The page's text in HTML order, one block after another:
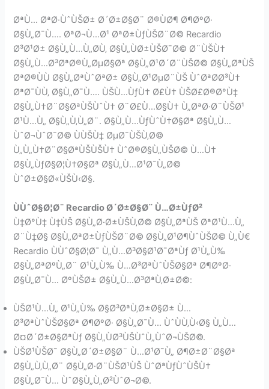
ØªÙ… ØªØ·ÙˆÙŠØ± Ø´Ø±Ø§Ø¨ Ø®ÙØ¶ Ø¶ØºØ·
Ø§Ù„Ø¯Ù…. ØªØ¬Ù…Ø¹ ØªØ±ÙƒÙŠØ¨Ø© Recardio
Ø³Ø¹Ø± Ø§Ù„Ù…Ù„Ø­Ù‚ Ø§Ù„ÙØ±ÙŠØ¯Ø© Ø¨ÙŠÙ†
Ø§Ù„Ù…Ø³ØªØ®Ù„ØµØ§Øª Ø§Ù„Ø¹Ø´Ø¨ÙŠØ© Ø§Ù„ØªÙŠ
ØªØ®ÙÙ Ø§Ù„ØªÙˆØªØ± Ø§Ù„Ø¹ØµØ¨ÙŠ ÙˆØªØ­Ø³Ù†
ØªØ¯ÙÙ‚ Ø§Ù„Ø¯Ù…. ÙŠÙ…ÙƒÙ† Ø£Ù† ÙŠØ£Ø®Ø°Ù‡
Ø§Ù„Ù†Ø¨Ø§ØªÙŠÙˆÙ† Ø¨Ø£Ù…Ø§Ù† Ù„ØªØ·Ø¨ÙŠØ¹
Ø¹Ù…Ù„ Ø§Ù„Ù‚Ù„Ø¨. Ø§Ù„Ù…ÙƒÙˆÙ†Ø§Øª Ø§Ù„Ù…
ÙˆØ¬ÙˆØ¯Ø© ÙÙŠÙ‡ ØµØ¯ÙŠÙ‚Ø©
Ù„Ù„Ù†Ø¨Ø§ØªÙŠÙŠÙ† ÙˆØ®Ø§Ù„ÙŠØ© Ù…Ù†
Ø§Ù„ÙƒØ§Ø¦Ù†Ø§Øª Ø§Ù„Ù…Ø¹Ø¯Ù„Ø©
ÙˆØ±Ø§Ø«ÙŠÙ‹Ø§.
ÙÙˆØ§Ø¦Ø¯ Recardio Ø´Ø±Ø§Ø¨ Ù…Ø±ÙƒØ²
Ù‡Ø°Ù‡ Ù‡ÙŠ Ø§Ù„Ø·Ø±ÙŠÙ‚Ø© Ø§Ù„ØªÙŠ ØªØ¹Ù…Ù„
Ø¨Ù‡Ø§ Ø§Ù„ØªØ±ÙƒÙŠØ¨Ø© Ø§Ù„Ø¹Ø¶ÙˆÙŠØ© Ù„Ù€
Recardio ÙÙˆØ§Ø¦Ø¯ Ù„Ù…Ø³Ø§Ø¹Ø¯ØªÙƒ Ø¹Ù„Ù‰
Ø§Ù„ØªØºÙ„Ø¨ Ø¹Ù„Ù‰ Ù…Ø³ØªÙˆÙŠØ§Øª Ø¶ØºØ·
Ø§Ù„Ø¯Ù… ØºÙŠØ± Ø§Ù„Ù…Ø³ØªÙ‚Ø±Ø©:
ÙŠØ¹Ù…Ù„ Ø¹Ù„Ù‰ Ø§Ø³ØªÙ‚Ø±Ø§Ø± Ù…
Ø³ØªÙˆÙŠØ§Øª Ø¶ØºØ· Ø§Ù„Ø¯Ù… ÙˆÙÙ‚Ù‹Ø§ Ù„Ù…
Ø¤Ø´Ø±Ø§ØªÙƒ Ø§Ù„ÙØ³ÙŠÙˆÙ„ÙˆØ¬ÙŠØ©.
ÙŠØ¹ÙŠØ¯ Ø§Ù„Ø´Ø±Ø§Ø¨ Ù…Ø¹Ø¯Ù„ Ø¶Ø±Ø¨Ø§Øª
Ø§Ù„Ù‚Ù„Ø¨ Ø§Ù„Ø·Ø¨ÙŠØ¹ÙŠ ÙˆØªÙƒÙˆÙŠÙ†
Ø§Ù„Ø¯Ù… ÙˆØ§Ù„Ù„Ø²ÙˆØ¬Ø©.